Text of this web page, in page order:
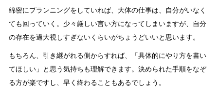
綿密にプランニングをしていれば、大体の仕事は、自分がいなく
ても回っていく。少々厳しい言い方になってしまいますが、自分
の存在を過大視しすぎないくらいがちょうどいいと思います。
もちろん、引き継がれる側からすれば、「具体的にやり方を書い
てほしい」と思う気持ちも理解できます。決められた手順をなぞ
る方が楽ですし、早く終わることもあるでしょう。